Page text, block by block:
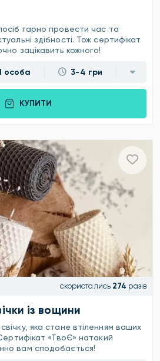
гарно провести час та
здібності. Тож сертифікат
зацікавить кожного!
особа 3-4 гри
КУПИТИ
скористались 274 разів
із вощини
яка стане втіленням ваших
«ТвоЄ» натакий
вам сподобається!